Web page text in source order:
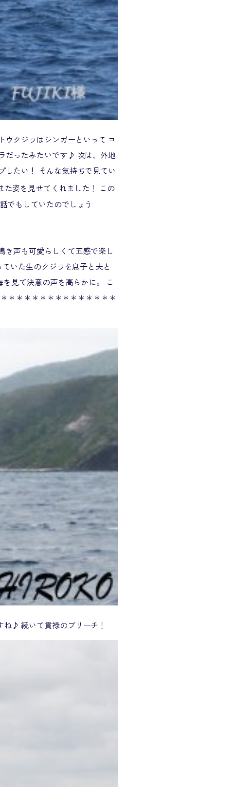
クジラはシンガーといって コ
だったみたいです♪ 次は、外地
したい！ そんな気持ちで見てい
た姿を見せてくれました！ この
でもしていたのでしょう
き声も可愛らしくて五感で楽し
いた生のクジラを息子と夫と
見て決意の声を高らかに。 こ
＊＊＊＊＊＊＊＊＊＊＊＊＊＊
♪ 続いて貫禄のブリーチ！